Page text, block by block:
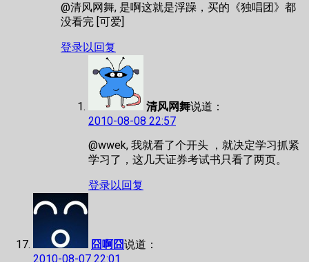
@清风网舞, 是啊这就是浮躁，买的《独唱团》都
没看完 [可爱]
登录以回复
清风网舞说道：
2010-08-08 22:57
@wwek, 我就看了个开头 ，就决定学习抓紧
学习了，这几天证券考试书只看了两页。
登录以回复
囧啊囧说道：
2010-08-07 22:01